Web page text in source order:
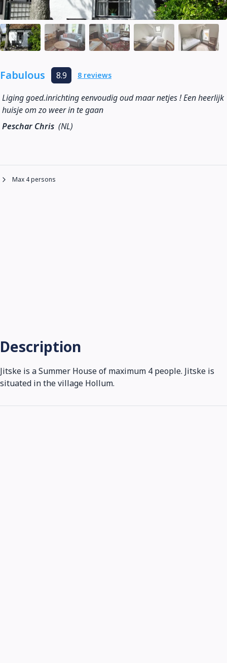
Description
Jitske is a Summer House of maximum 4 people. Jitske is
situated in the village Hollum.
Fabulous 8.9 8 reviews
Liging goed.inrichting eenvoudig oud maar netjes ! Een heerlijk
huisje om zo weer in te gaan
Peschar Chris (NL)
Max 4 persons